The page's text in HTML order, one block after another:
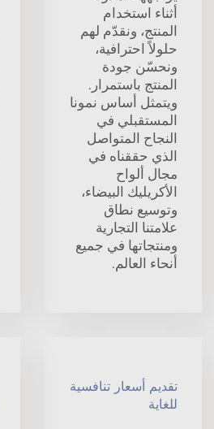
أثناء استخدام
المنتج، ونقدّم لهم
حلولاً احترافية،
ونحسّن جودة
المنتج باستمرار.
ويتمثل أساس نمونا
المستقبلي في
النجاح المتواصل
الذي حققناه في
مجال ألواح
الأكريليك البيضاء،
وتوسيع نطاق
علامتنا التجارية
ومنتجاتها في جميع
أنحاء العالم.
تقديم أسعار تنافسية
للغاية